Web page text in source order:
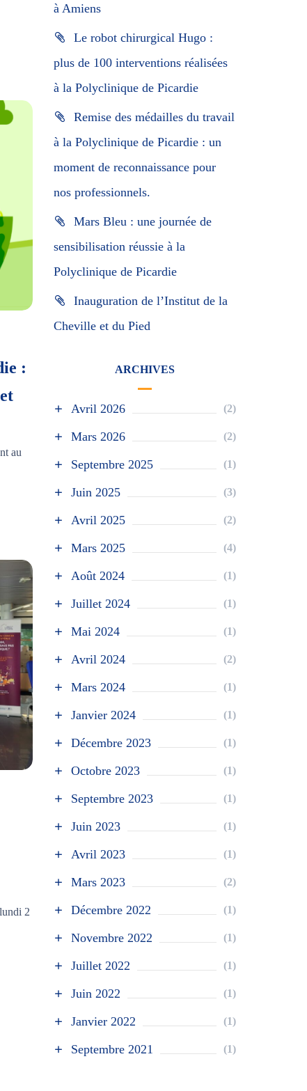
:
au
2
à Amiens
Le robot chirurgical Hugo :
plus de 100 interventions réalisées
à la Polyclinique de Picardie
Remise des médailles du travail
à la Polyclinique de Picardie : un
moment de reconnaissance pour
nos professionnels.
Mars Bleu : une journée de
sensibilisation réussie à la
Polyclinique de Picardie
Inauguration de l’Institut de la
Cheville et du Pied
ARCHIVES
Avril 2026 (2)
Mars 2026 (2)
Septembre 2025 (1)
Juin 2025 (3)
Avril 2025 (2)
Mars 2025 (4)
Août 2024 (1)
Juillet 2024 (1)
Mai 2024 (1)
Avril 2024 (2)
Mars 2024 (1)
Janvier 2024 (1)
Décembre 2023 (1)
Octobre 2023 (1)
Septembre 2023 (1)
Juin 2023 (1)
Avril 2023 (1)
Mars 2023 (2)
Décembre 2022 (1)
Novembre 2022 (1)
Juillet 2022 (1)
Juin 2022 (1)
Janvier 2022 (1)
Septembre 2021 (1)